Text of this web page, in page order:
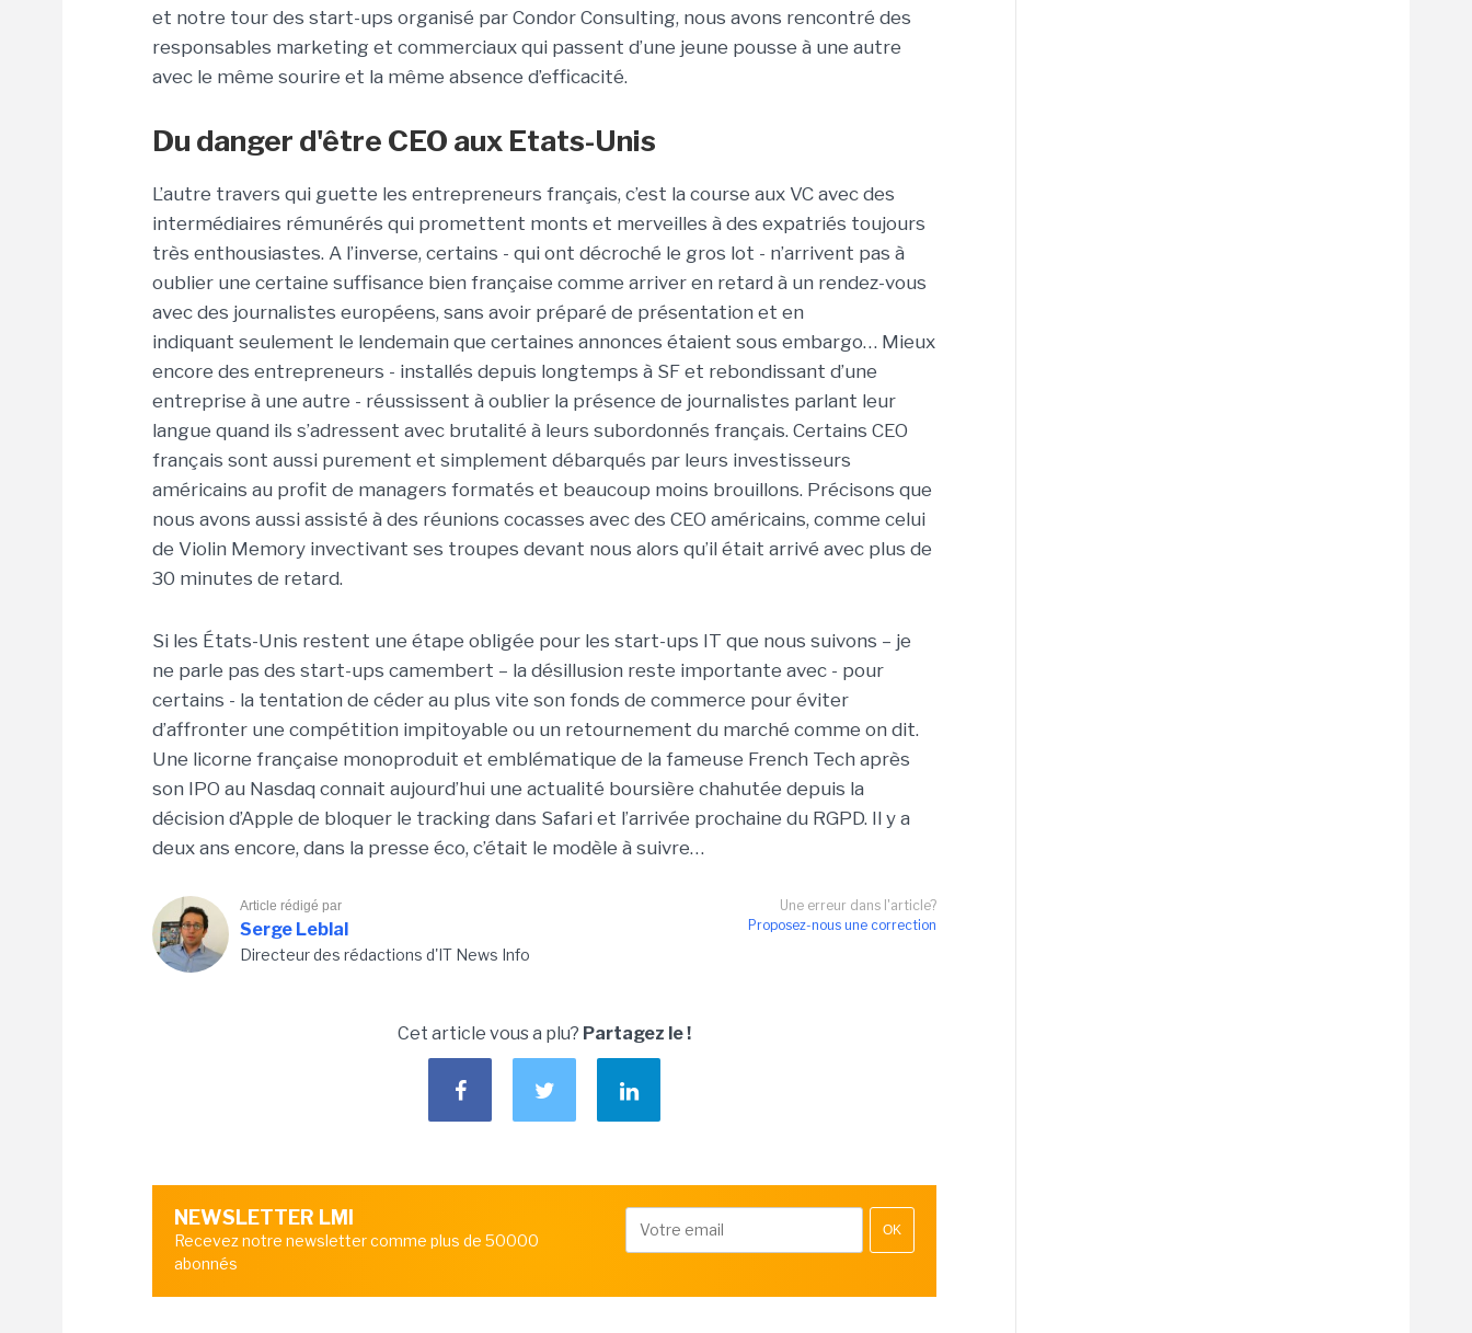
et notre tour des start-ups organisé par Condor Consulting, nous avons rencontré des
responsables marketing et commerciaux qui passent d’une jeune pousse à une autre
avec le même sourire et la même absence d’efficacité.
Du danger d'être CEO aux Etats-Unis
L’autre travers qui guette les entrepreneurs français, c’est la course aux VC avec des
intermédiaires rémunérés qui promettent monts et merveilles à des expatriés toujours
très enthousiastes. A l’inverse, certains - qui ont décroché le gros lot - n’arrivent pas à
oublier une certaine suffisance bien française comme arriver en retard à un rendez-vous
avec des journalistes européens, sans avoir préparé de présentation et en
indiquant seulement le lendemain que certaines annonces étaient sous embargo… Mieux
encore des entrepreneurs - installés depuis longtemps à SF et rebondissant d’une
entreprise à une autre - réussissent à oublier la présence de journalistes parlant leur
langue quand ils s’adressent avec brutalité à leurs subordonnés français. Certains CEO
français sont aussi purement et simplement débarqués par leurs investisseurs
américains au profit de managers formatés et beaucoup moins brouillons. Précisons que
nous avons aussi assisté à des réunions cocasses avec des CEO américains, comme celui
de Violin Memory invectivant ses troupes devant nous alors qu’il était arrivé avec plus de
30 minutes de retard.
Si les États-Unis restent une étape obligée pour les start-ups IT que nous suivons – je
ne parle pas des start-ups camembert – la désillusion reste importante avec - pour
certains - la tentation de céder au plus vite son fonds de commerce pour éviter
d’affronter une compétition impitoyable ou un retournement du marché comme on dit.
Une licorne française monoproduit et emblématique de la fameuse French Tech après
son IPO au Nasdaq connait aujourd’hui une actualité boursière chahutée depuis la
décision d’Apple de bloquer le tracking dans Safari et l’arrivée prochaine du RGPD. Il y a
deux ans encore, dans la presse éco, c’était le modèle à suivre…
Une erreur dans l'article?
Proposez-nous une correction
Article rédigé par
Serge Leblal
Directeur des rédactions d'IT News Info
Cet article vous a plu? Partagez le !
NEWSLETTER LMI
Recevez notre newsletter comme plus de 50000
abonnés
OK